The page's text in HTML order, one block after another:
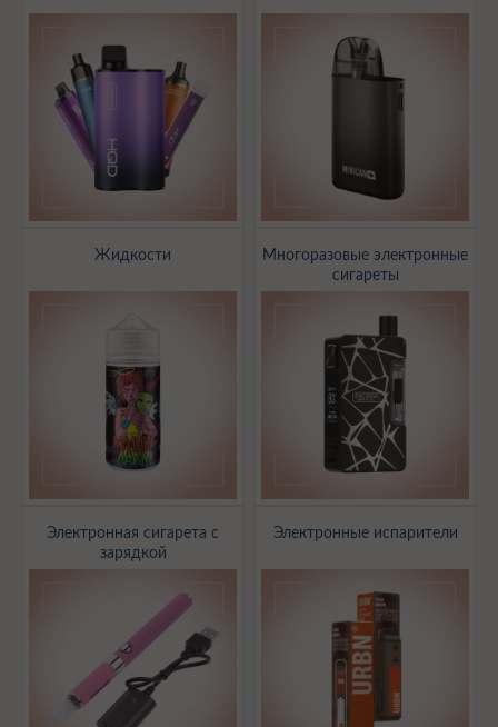
Жидкости
Многоразовые электронные
сигареты
Электронная сигарета с
зарядкой
Электронные испарители